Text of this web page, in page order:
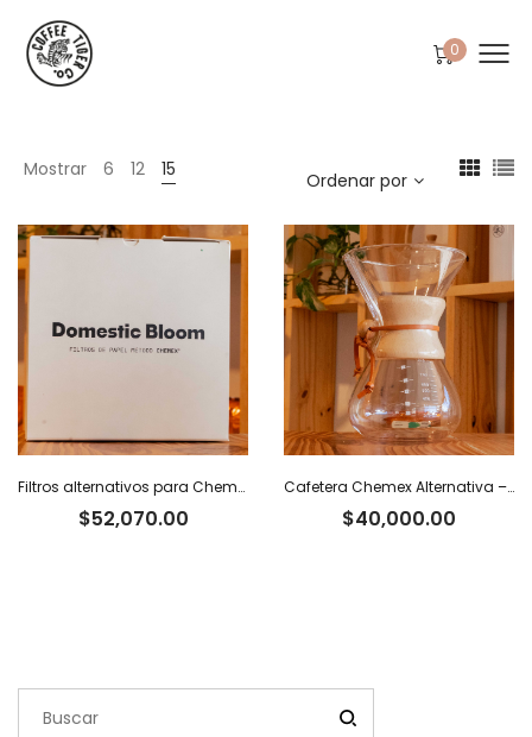
0
Mostrar 6 12 15 Ordenar por
Filtros alternativos para Chemex x 100 u.
$52,070.00
Cafetera Chemex Alternativa – 800 ml
$40,000.00